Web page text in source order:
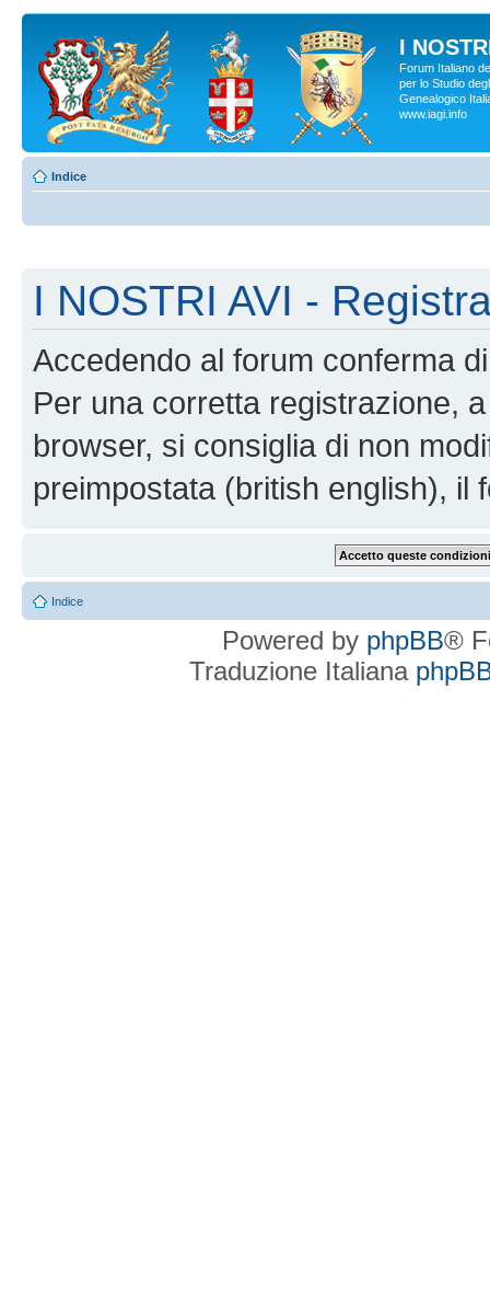
I
Forum Italiano
per lo Studio
Genealogico
www.iagi.info
Indice
I NOSTRI AVI -
Accedendo al forum conferma
Per una corretta registrazione,
browser, si consiglia di non
preimpostata (british english), il
Indice
Powered by phpBB®
Traduzione Italiana